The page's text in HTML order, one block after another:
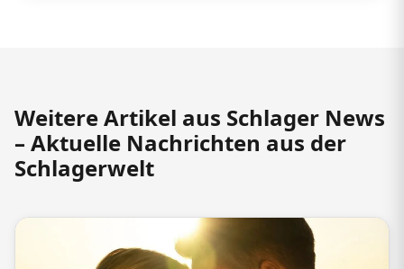
Weitere Artikel aus Schlager News
– Aktuelle Nachrichten aus der
Schlagerwelt